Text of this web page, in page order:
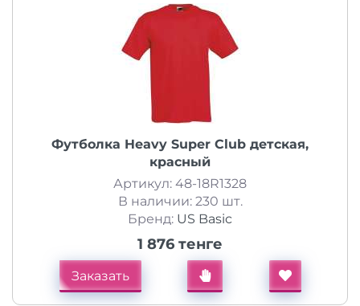
Футболка Heavy Super Club детская,
красный
Артикул: 48-18R1328
В наличии: 230 шт.
Бренд: US Basic
1 876 тенге
Заказать